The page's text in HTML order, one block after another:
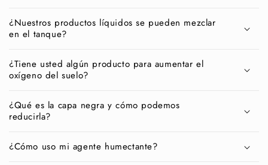
¿Nuestros productos líquidos se pueden mezclar
en el tanque?
¿Tiene usted algún producto para aumentar el
oxígeno del suelo?
¿Qué es la capa negra y cómo podemos
reducirla?
¿Cómo uso mi agente humectante?